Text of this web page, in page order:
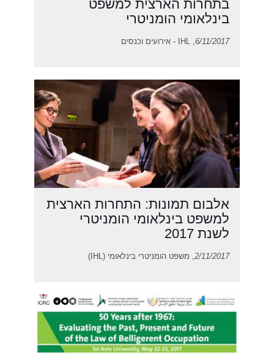
בתחרות הארצית למשפט
בינלאומי הומניטרי
6/11/2017, IHL - אירועים וכנסים
אלבום תמונות: התחרות הארצית
למשפט בינלאומי הומניטרי
לשנת 2017
2/11/2017, משפט הומניטרי בינלאומי (IHL)